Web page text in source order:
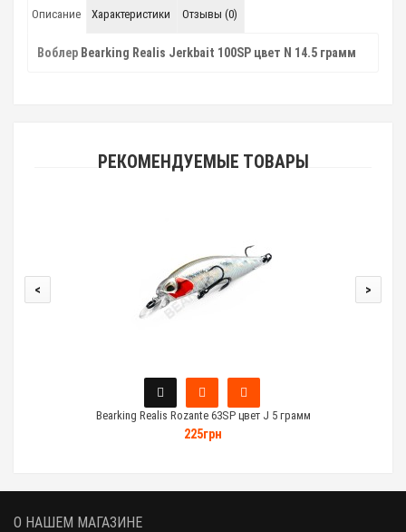
Описание Характеристики Отзывы (0)
Воблер Bearking Realis Jerkbait 100SP цвет N 14.5 грамм
РЕКОМЕНДУЕМЫЕ ТОВАРЫ
Bearking Realis Rozante 63SP цвет J 5 грамм
225грн
< >
О НАШЕМ МАГАЗИНЕ